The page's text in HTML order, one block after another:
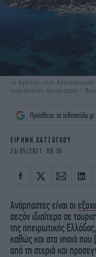
ΤΕΧΝΟΛΟΓΙΑ
iBOOKS
OSCARS
NEWSLETTER
Το Αγκίστρι στον
τουριστικούς προορισμούς /
Πρόσθεσε το iefimerida.gr
ΕΙΡΗΝΗ ΧΑΤΖΟΓΛΟΥ
25/05/2021 08:30
Ανάρπαστες είναι οι
σεζόν ιδιαίτερα σε
της ηπειρωτικής
καθώς και στα νησιά που
από τη στεριά και